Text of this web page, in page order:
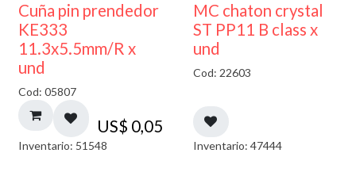
Cuña pin prendedor
KE333
11.3x5.5mm/R x
und
Cod: 05807
US$ 0,05
Inventario: 51548
MC chaton crystal
ST PP11 B class x
und
Cod: 22603
Inventario: 47444